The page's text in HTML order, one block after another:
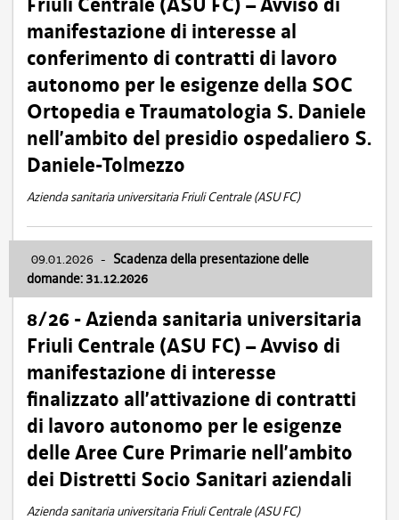
manifestazione di interesse al
conferimento di contratti di lavoro
autonomo per le esigenze della SOC
Ortopedia e Traumatologia S. Daniele
nell’ambito del presidio ospedaliero S.
Daniele-Tolmezzo
Azienda sanitaria universitaria Friuli Centrale (ASU FC)
09.01.2026 - Scadenza della presentazione delle
domande: 31.12.2026
8/26 - Azienda sanitaria universitaria
Friuli Centrale (ASU FC) – Avviso di
manifestazione di interesse
finalizzato all’attivazione di contratti
di lavoro autonomo per le esigenze
delle Aree Cure Primarie nell’ambito
dei Distretti Socio Sanitari aziendali
Azienda sanitaria universitaria Friuli Centrale (ASU FC)